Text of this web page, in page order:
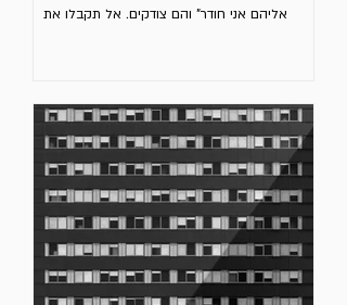
אליהם אני חודר" והם צודקים. אל תקבלו את
עליהן, אבל חובה לאמת, לאתגר ולדייק את
התוצרים לפני שמתחילים ליישם. והאמת זה ממש
קל! כשלא עושים את זה, שימוש בכלי AI עלול
להוביל לבחירות שגויות. זה מאמר רביעי בסדרה.
למטה תמצאו לינקים לשלושת המאמרים הקודמים.
הנה ארבעה עקרונות